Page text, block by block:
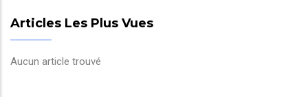
Articles Les Plus Vues
Aucun article trouvé